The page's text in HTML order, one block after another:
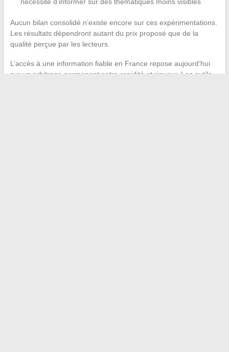
nécessité d’informer sur des thématiques moins visibles
Aucun bilan consolidé n’existe encore sur ces expérimentations.
Les résultats dépendront autant du prix proposé que de la
qualité perçue par les lecteurs.
L’accès à une information fiable en France repose aujourd’hui
sur un arbitrage permanent entre rapidité et rigueur. Les outils